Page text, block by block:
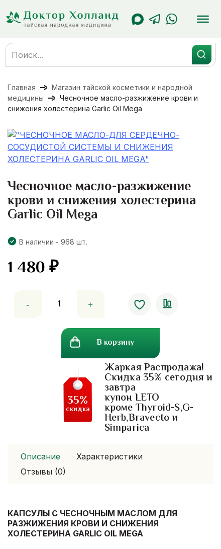
содержанию
Search
for:
Главная
Магазин тайской косметики и народной
медицины
Чесночное масло-разжижение крови и
снижения холестерина Garlic Oil Mega
Чесночное масло-разжижение
крови и снижения холестерина
Garlic Oil Mega
В наличии - 968 шт.
1 480₽
товара
холестерина
В корзину
Жаркая Распродажа!
Скидка 35% сегодня и
завтра
купон LETO
кроме Thyroid-S,G-
Herb,Bravecto и
Simparica
35%
скидка
Описание
Характеристики
Отзывы (0)
КАПСУЛЫ С ЧЕСНОЧНЫМ МАСЛОМ ДЛЯ
РАЗЖИЖЕНИЯ КРОВИ И СНИЖЕНИЯ
ХОЛЕСТЕРИНА GARLIC OIL MEGA